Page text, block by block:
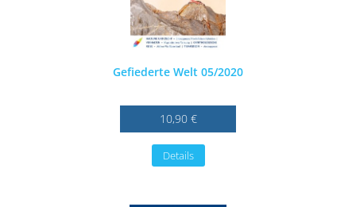
Gefiederte Welt 05/2020
10,90 €
Details